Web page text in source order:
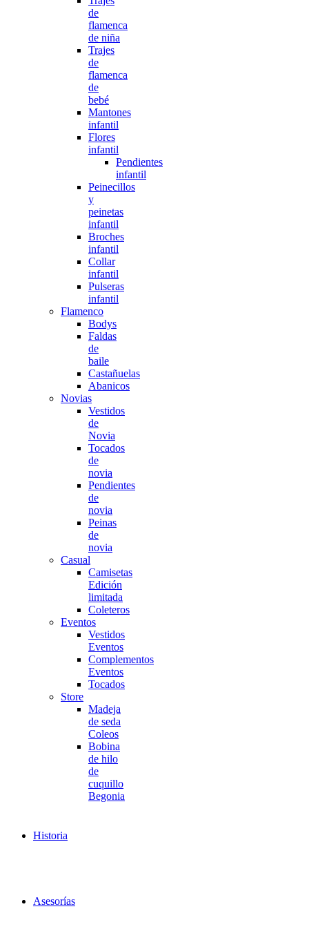
de
flamenca
de niña
Trajes
de
flamenca
de
bebé
Mantones
infantil
Flores
infantil
Pendientes
infantil
Peinecillos
y
peinetas
infantil
Broches
infantil
Collar
infantil
Pulseras
infantil
Flamenco
Bodys
Faldas
de
baile
Castañuelas
Abanicos
Novias
Vestidos
de
Novia
Tocados
de
novia
Pendientes
de
novia
Peinas
de
novia
Casual
Camisetas
Edición
limitada
Coleteros
Eventos
Vestidos
Eventos
Complementos
Eventos
Tocados
Store
Madeja
de seda
Coleos
Bobina
de hilo
de
cuquillo
Begonia
Historia
Asesorías